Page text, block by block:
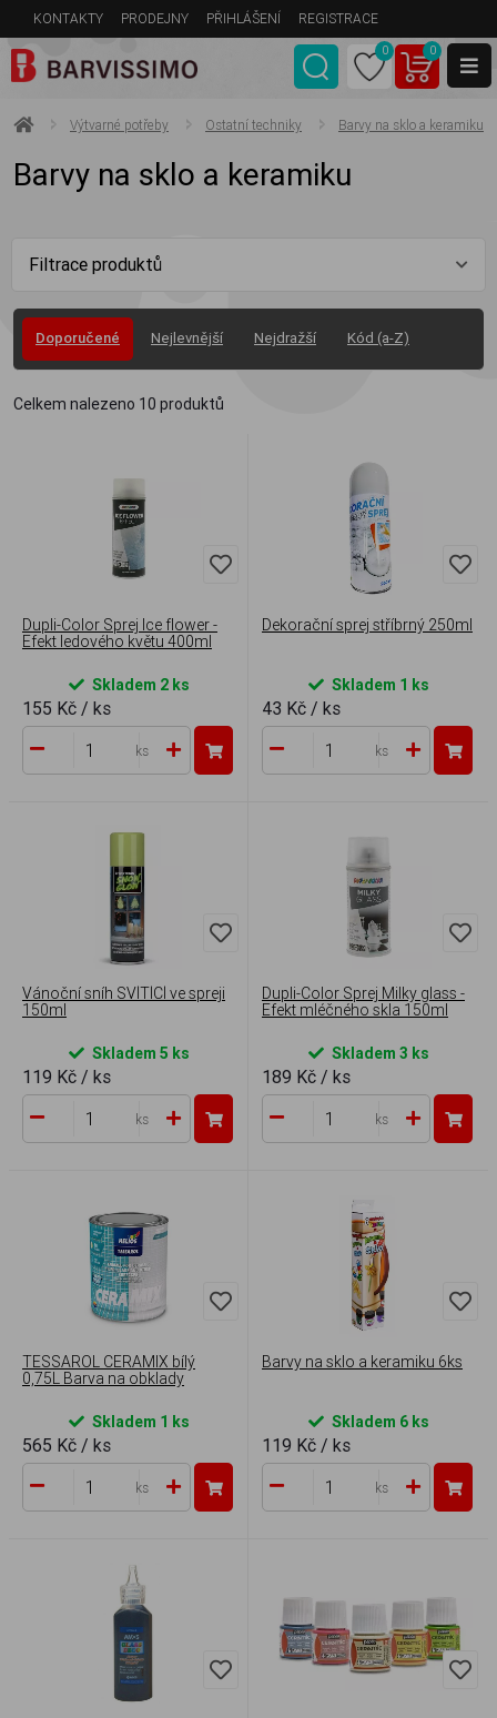
KONTAKTY PRODEJNY PŘIHLÁŠENÍ REGISTRACE
0 0
Výtvarné potřeby Ostatní techniky Barvy na sklo a keramiku
Barvy na sklo a keramiku
Filtrace produktů
Doporučené Nejlevnější Nejdražší Kód (a-Z)
Celkem nalezeno 10 produktů
Dupli-Color Sprej Ice flower -
Efekt ledového květu 400ml
Skladem 2 ks
155 Kč / ks
ks
Dekorační sprej stříbrný 250ml
Skladem 1 ks
43 Kč / ks
ks
Vánoční sníh SVÍTÍCÍ ve spreji
150ml
Skladem 5 ks
119 Kč / ks
ks
Dupli-Color Sprej Milky glass -
Efekt mléčného skla 150ml
Skladem 3 ks
189 Kč / ks
ks
TESSAROL CERAMIX bílý
0,75L Barva na obklady
Skladem 1 ks
565 Kč / ks
ks
Barvy na sklo a keramiku 6ks
Skladem 6 ks
119 Kč / ks
ks